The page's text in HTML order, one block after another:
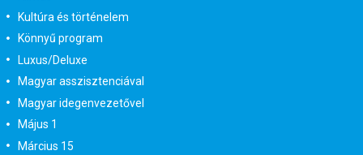
Kultúra és történelem
Könnyű program
Luxus/Deluxe
Magyar asszisztenciával
Magyar idegenvezetővel
Május 1
Március 15